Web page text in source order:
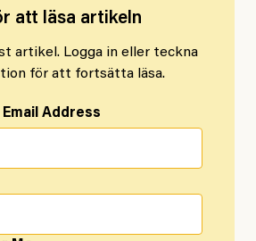
att läsa artikeln
artikel. Logga in eller teckna
för att fortsätta läsa.
Address